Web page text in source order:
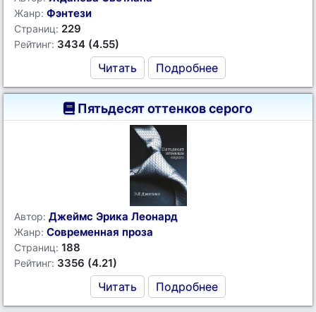
Жанр: Фэнтези
Страниц: 229
Рейтинг: 3434 (4.55)
Читать Подробнее
Пятьдесят оттенков серого
Автор: Джеймс Эрика Леонард
Жанр: Современная проза
Страниц: 188
Рейтинг: 3356 (4.21)
Читать Подробнее